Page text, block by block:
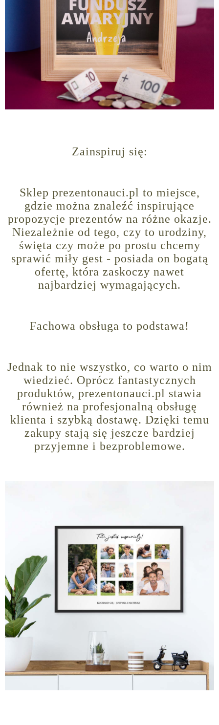
Zainspiruj się:
Sklep prezentonauci.pl to miejsce,
gdzie można znaleźć inspirujące
propozycje prezentów na różne okazje.
Niezależnie od tego, czy to urodziny,
święta czy może po prostu chcemy
sprawić miły gest - posiada on bogatą
ofertę, która zaskoczy nawet
najbardziej wymagających.
Fachowa obsługa to podstawa!
Jednak to nie wszystko, co warto o nim
wiedzieć. Oprócz fantastycznych
produktów, prezentonauci.pl stawia
również na profesjonalną obsługę
klienta i szybką dostawę. Dzięki temu
zakupy stają się jeszcze bardziej
przyjemne i bezproblemowe.